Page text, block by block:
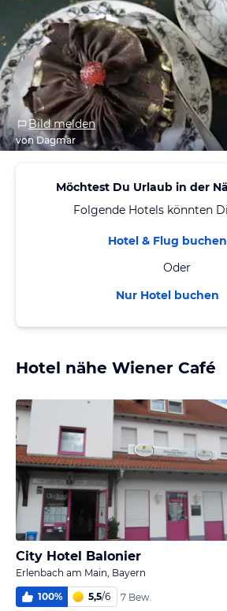
Bild melden
von Dagmar
Möchtest Du Urlaub in der
Folgende Hotels könnten
Hotel & Flug buchen
Oder
Nur Hotel buchen
Hotel nähe Wiener Café
City Hotel Balonier
Erlenbach am Main, Bayern
100% 5,5/6 7 Bew.